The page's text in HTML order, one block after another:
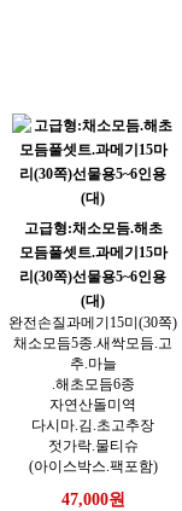
고급형:채소모듬.해초
모듬풀셋트.과메기15마
리(30쪽)선물용5~6인용
(대)
완전손질과메기15미(30쪽)
채소모듬5종.새싹모듬.고
추.마늘
.해초모듬6종
자연산돌미역
다시마.김.초고추장
젓가락.물티슈
(아이스박스.팩포함)
47,000원